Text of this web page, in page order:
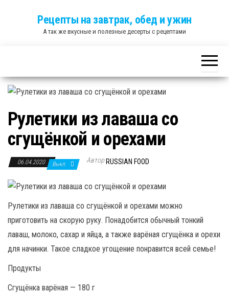
Рецепты на завтрак, обед и ужин
А так же вкусные и полезные десерты с рецептами
Рулетики из лаваша со
сгущёнкой и орехами
06.04.2020 Выкл. Автор RUSSIAN FOOD
Рулетики из лаваша со сгущёнкой и орехами можно
приготовить на скорую руку. Понадобится обычный тонкий
лаваш, молоко, сахар и яйца, а также варёная сгущёнка и орехи
для начинки. Такое сладкое угощение понравится всей семье!
Продукты
Сгущёнка варёная — 180 г